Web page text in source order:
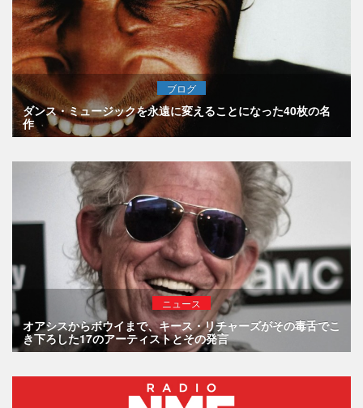
ブログ
ダンス・ミュージックを永遠に変えることになった40枚の名
作
ニュース
オアシスからボウイまで、キース・リチャーズがその毒舌でこ
き下ろした17のアーティストとその発言